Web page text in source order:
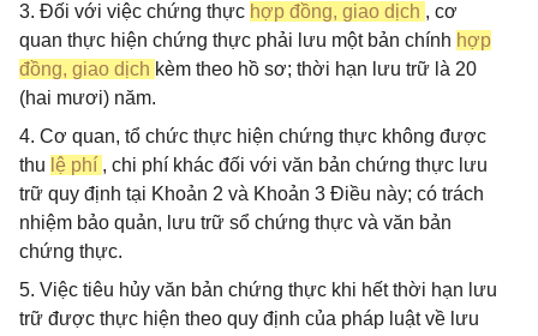
3. Đối với việc chứng thực hợp đồng, giao dịch , cơ
quan thực hiện chứng thực phải lưu một bản chính hợp
đồng, giao dịch kèm theo hồ sơ; thời hạn lưu trữ là 20
(hai mươi) năm.
4. Cơ quan, tổ chức thực hiện chứng thực không được
thu lệ phí , chi phí khác đối với văn bản chứng thực lưu
trữ quy định tại Khoản 2 và Khoản 3 Điều này; có trách
nhiệm bảo quản, lưu trữ sổ chứng thực và văn bản
chứng thực.
5. Việc tiêu hủy văn bản chứng thực khi hết thời hạn lưu
trữ được thực hiện theo quy định của pháp luật về lưu